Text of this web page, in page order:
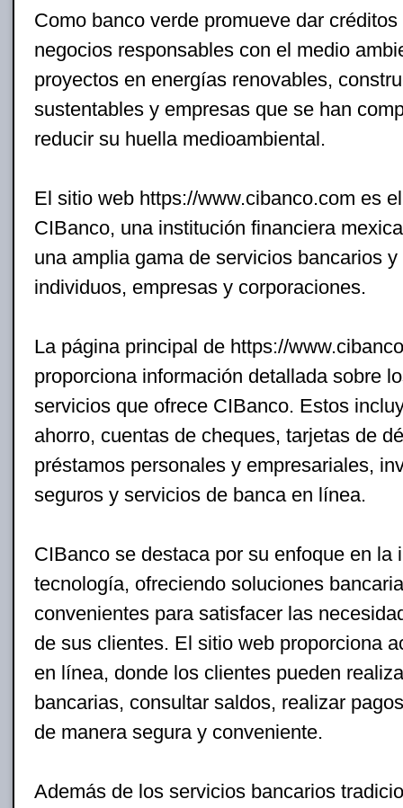
Como banco verde promueve dar
negocios responsables con el medio
proyectos en energías renovables,
sustentables y empresas que se han
reducir su huella medioambiental.
El sitio web https://www.cibanco.com es
CIBanco, una institución financiera
una amplia gama de servicios bancarios
individuos, empresas y corporaciones.
La página principal de https://
proporciona información detallada sobre
servicios que ofrece CIBanco. Estos
ahorro, cuentas de cheques, tarjetas de
préstamos personales y empresariales,
seguros y servicios de banca en línea.
CIBanco se destaca por su enfoque en la
tecnología, ofreciendo soluciones
convenientes para satisfacer las
de sus clientes. El sitio web proporciona
en línea, donde los clientes pueden
bancarias, consultar saldos, realizar
de manera segura y conveniente.
Además de los servicios bancarios